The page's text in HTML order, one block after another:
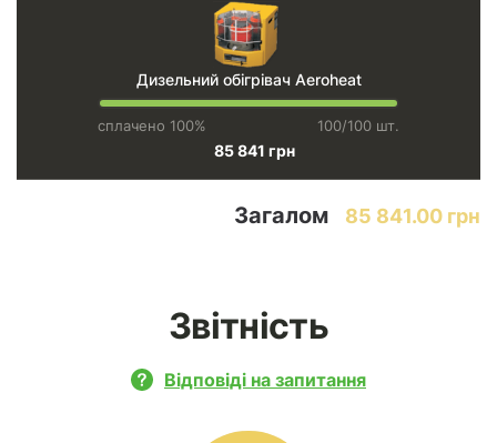
Дизельний обігрівач Aeroheat
сплачено 100% 100/100 шт.
85 841 грн
Загалом 85 841.00 грн
Звітність
Відповіді на запитання